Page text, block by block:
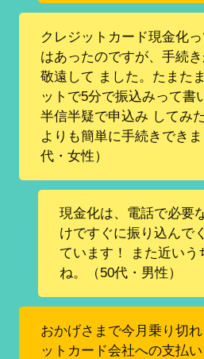
クレジットカード現金化
はあったのですが、手続
敬遠して ました。たまた
ットで5分で振込みって書
半信半疑で申込み してみ
よりも簡単に手続きでき
代・女性）
現金化は、電話で必要
けですぐに振り込んで
ています！ また近いう
ね。（50代・男性）
おかげさまで今月乗り切
ットカード会社への支払